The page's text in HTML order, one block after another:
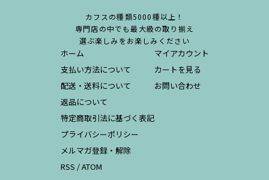
カフスの種類5000種以上！
専門店の中でも最大級の取り揃え
選ぶ楽しみをお楽しみください
ホーム
支払い方法について
配送・送料について
返品について
特定商取引法に基づく表記
プライバシーポリシー
メルマガ登録・解除
RSS /ATOM
マイアカウント
カートを見る
お問い合わせ